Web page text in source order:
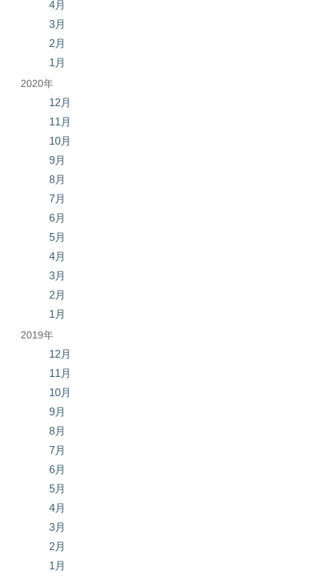
4月
3月
2月
1月
2020年
12月
11月
10月
9月
8月
7月
6月
5月
4月
3月
2月
1月
2019年
12月
11月
10月
9月
8月
7月
6月
5月
4月
3月
2月
1月